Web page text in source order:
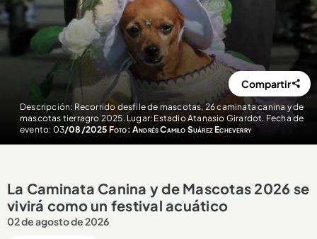
Descripción: Recorrido desfile de mascotas, 26 caminata canina y de
mascotas tierragro 2025. Lugar: Estadio Atanasio Girardot. Fecha de
evento: 03/08/2025 Foto: Andrés Camilo Suárez Echeverry
Compartir
La Caminata Canina y de Mascotas 2026 se
vivirá como un festival acuático
02 de agosto de 2026